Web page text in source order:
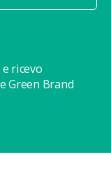
ricevo
Green Brand